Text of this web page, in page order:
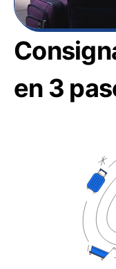
en 3